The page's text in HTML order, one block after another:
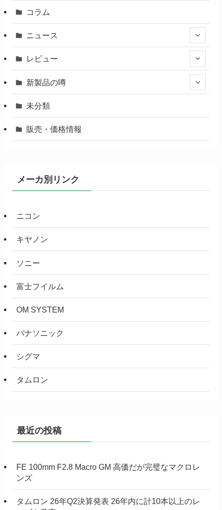
コラム
ニュース
レビュー
新製品の噂
未分類
販売・価格情報
メーカ別リンク
ニコン
キヤノン
ソニー
富士フイルム
OM SYSTEM
パナソニック
シグマ
タムロン
最近の投稿
FE 100mm F2.8 Macro GM 高価だが完璧なマクロレ
ンズ
タムロン 26年Q2決算発表 26年内に計10本以上のレ